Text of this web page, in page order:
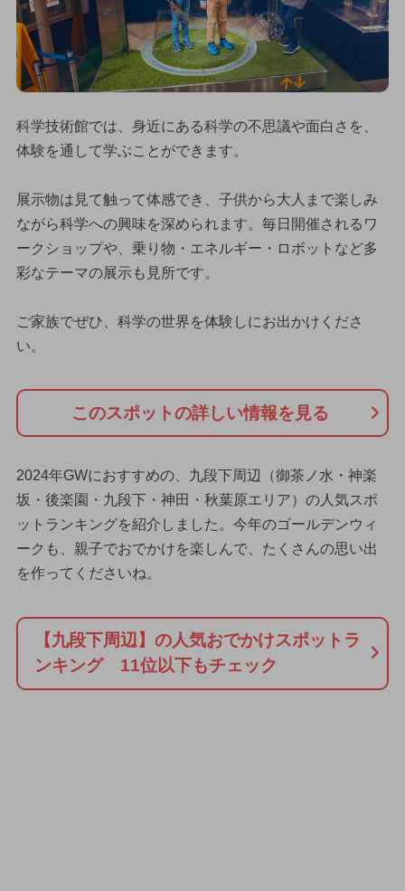
科学技術館では、身近にある科学の不思議や面白さを、
体験を通して学ぶことができます。
展示物は見て触って体感でき、子供から大人まで楽しみ
ながら科学への興味を深められます。毎日開催されるワ
ークショップや、乗り物・エネルギー・ロボットなど多
彩なテーマの展示も見所です。
ご家族でぜひ、科学の世界を体験しにお出かけくださ
い。
このスポットの詳しい情報を見る
2024年GWにおすすめの、九段下周辺（御茶ノ水・神楽
坂・後楽園・九段下・神田・秋葉原エリア）の人気スポ
ットランキングを紹介しました。今年のゴールデンウィ
ークも、親子でおでかけを楽しんで、たくさんの思い出
を作ってくださいね。
【九段下周辺】の人気おでかけスポットラ
ンキング 11位以下もチェック